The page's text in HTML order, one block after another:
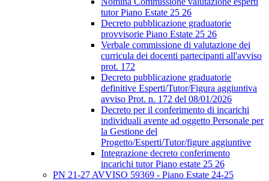
tutor Piano Estate 25 26
Decreto pubblicazione graduatorie
provvisorie Piano Estate 25 26
Verbale commissione di valutazione dei
curricula dei docenti partecipanti all'avviso
prot. 172
Decreto pubblicazione graduatorie
definitive Esperti/Tutor/Figura aggiuntiva
avviso Prot. n. 172 del 08/01/2026
Decreto per il conferimento di incarichi
individuali avente ad oggetto Personale per
la Gestione del
Progetto/Esperti/Tutor/figure aggiuntive
Integrazione decreto conferimento
incarichi tutor Piano estate 25 26
PN 21-27 AVVISO 59369 - Piano Estate 24-25